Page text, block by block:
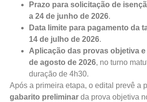
Prazo para solicitação de
a 24 de junho de 2026.
Data limite para pagamento da
14 de julho de 2026.
Aplicação das provas objetiva
de agosto de 2026, no turno
duração de 4h30.
Após a primeira etapa, o edital prevê a
gabarito preliminar da prova objetiva